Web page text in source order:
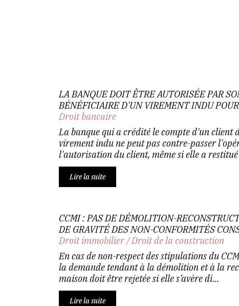
LA BANQUE DOIT ÊTRE AUTORISÉE PAR
BÉNÉFICIAIRE D'UN VIREMENT INDU
Droit bancaire
La banque qui a crédité le compte d'un client
virement indu ne peut pas contre-passer
l'autorisation du client, même si elle a
Lire la suite
CCMI : PAS DE DÉMOLITION-
DE GRAVITÉ DES NON-CONFORMITÉS
Droit immobilier/Droit de la construction
En cas de non-respect des stipulations du
la demande tendant à la démolition et à la
maison doit être rejetée si elle s’avère di...
Lire la suite